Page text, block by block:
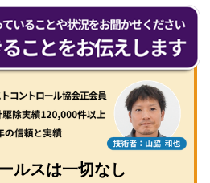
有
ルスは一切なし